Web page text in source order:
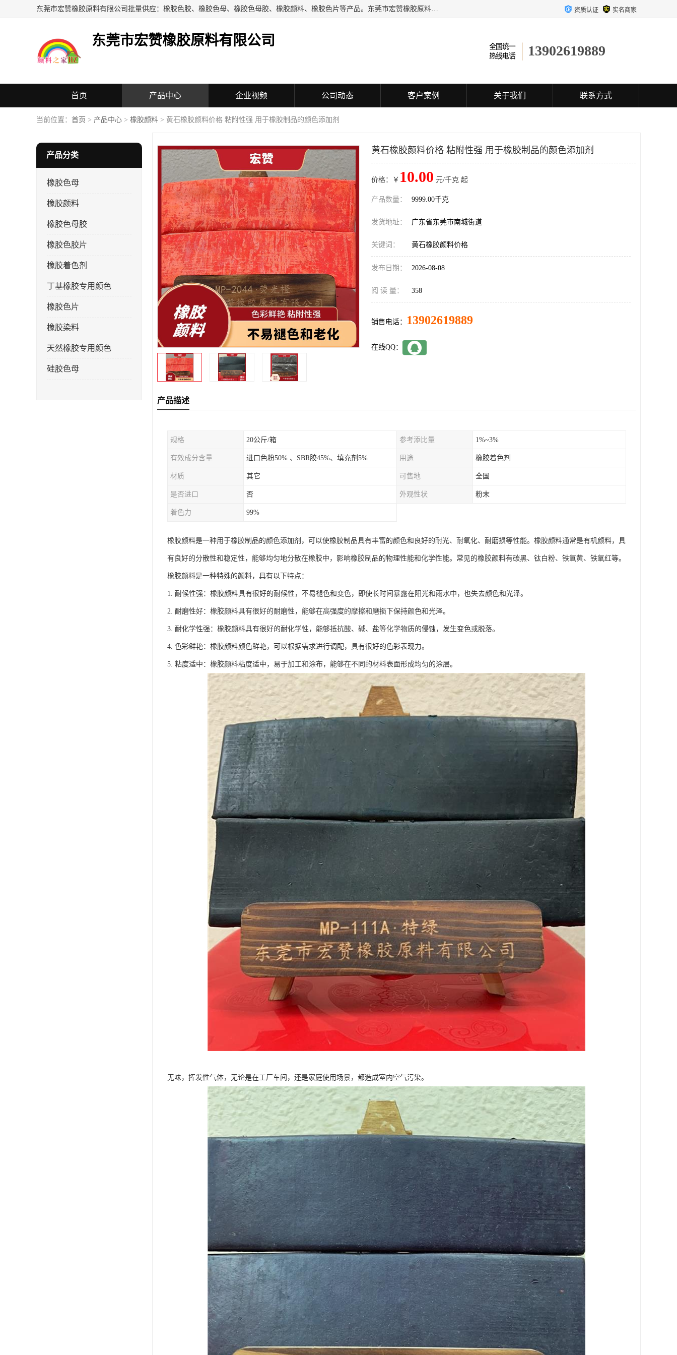
东莞市宏赞橡胶原料有限公司批量供应：橡胶色胶、橡胶色母、橡胶色母胶、橡胶颜料、橡胶色片等产品。东莞市宏赞橡胶原料有限公司经营已经十五年的历史，目前的客户群广达东南亚各国，也是目前橡胶制造密集度高的中国大陆橡胶制品工厂使用多，市场占有率高的色胶专业生产工厂。 资质认证 实名商家
东莞市宏赞橡胶原料有限公司
13902619889
首页 产品中心 企业视频 公司动态 客户案例 关于我们 联系方式
当前位置： 首页 > 产品中心 > 橡胶颜料 > 黄石橡胶颜料价格 粘附性强 用于橡胶制品的颜色添加剂
产品分类
橡胶色母
橡胶颜料
橡胶色母胶
橡胶色胶片
橡胶着色剂
丁基橡胶专用颜色
橡胶色片
橡胶染料
天然橡胶专用颜色
硅胶色母
黄石橡胶颜料价格 粘附性强 用于橡胶制品的颜色添加剂
价格：￥ 10.00 元/千克 起
产品数量： 9999.00千克
发货地址： 广东省东莞市南城街道
关键词： 黄石橡胶颜料价格
发布日期： 2026-08-08
阅 读 量： 358
销售电话： 13902619889
在线QQ：
产品描述
规格 20公斤/箱 参考添比量 1%~3%
有效成分含量 进口色粉50% 、SBR胶45%、填充剂5% 用途 橡胶着色剂
材质 其它 可售地 全国
是否进口 否 外观性状 粉末
着色力 99%
橡胶颜料是一种用于橡胶制品的颜色添加剂，可以使橡胶制品具有丰富的颜色和良好的耐光、耐氧化、耐磨损等性能。橡胶颜料通常是有机颜料，具
有良好的分散性和稳定性，能够均匀地分散在橡胶中，影响橡胶制品的物理性能和化学性能。常见的橡胶颜料有碳黑、钛白粉、铁氧黄、铁氧红等。
橡胶颜料是一种特殊的颜料，具有以下特点：
1. 耐候性强：橡胶颜料具有很好的耐候性，不易褪色和变色，即使长时间暴露在阳光和雨水中，也失去颜色和光泽。
2. 耐磨性好：橡胶颜料具有很好的耐磨性，能够在高强度的摩擦和磨损下保持颜色和光泽。
3. 耐化学性强：橡胶颜料具有很好的耐化学性，能够抵抗酸、碱、盐等化学物质的侵蚀，发生变色或脱落。
4. 色彩鲜艳：橡胶颜料颜色鲜艳，可以根据需求进行调配，具有很好的色彩表现力。
5. 粘度适中：橡胶颜料粘度适中，易于加工和涂布，能够在不同的材料表面形成均匀的涂层。
无味，挥发性气体，无论是在工厂车间，还是家庭使用场景，都造成室内空气污染。